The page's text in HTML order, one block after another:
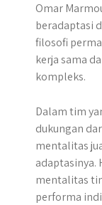
Omar
beradaptasi
filosofi
kerja sama
kompleks.
Dalam tim
dukungan
mentalitas
adaptasinya.
mentalitas
performa